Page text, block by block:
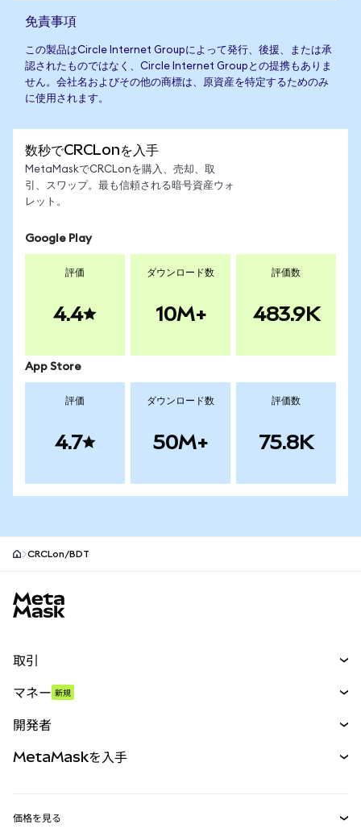
免責事項
この製品はCircle Internet Groupによって発行、後援、または承
認されたものではなく、Circle Internet Groupとの提携もありま
せん。会社名およびその他の商標は、原資産を特定するためのみ
に使用されます。
数秒でCRCLonを入手
MetaMaskでCRCLonを購入、売却、取
引、スワップ。最も信頼される暗号資産ウォ
レット。
Google Play
評価
4.4
ダウンロード数
10M+
評価数
483.9K
App Store
評価
4.7
ダウンロード数
50M+
評価数
75.8K
CRCLon/BDT
取引
パーペチュアル
RWA
マネー 新規
開発者
MetaMaskを入手
価格を見る